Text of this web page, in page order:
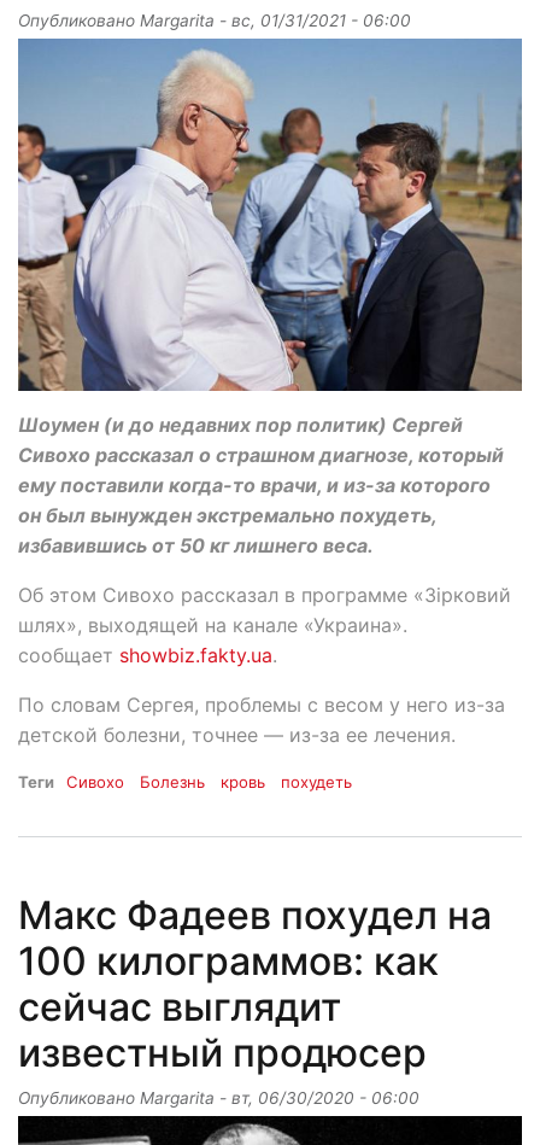
Опубликовано Margarita - вс, 01/31/2021 - 06:00
Шоумен (и до недавних пор политик) Сергей
Сивохо рассказал о страшном диагнозе, который
ему поставили когда-то врачи, и из-за которого
он был вынужден экстремально похудеть,
избавившись от 50 кг лишнего веса.
Об этом Сивохо рассказал в программе «Зірковий
шлях», выходящей на канале «Украина».
сообщает showbiz.fakty.ua.
По словам Сергея, проблемы с весом у него из-за
детской болезни, точнее — из-за ее лечения.
Теги Сивохо Болезнь кровь похудеть
Макс Фадеев похудел на
100 килограммов: как
сейчас выглядит
известный продюсер
Опубликовано Margarita - вт, 06/30/2020 - 06:00